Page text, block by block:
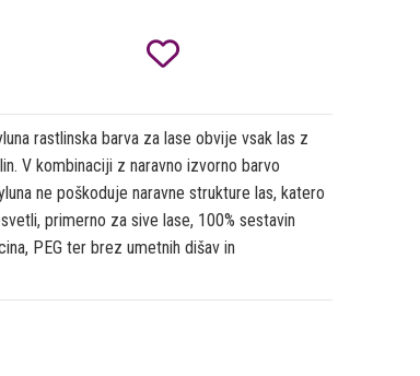

rastlinska barva za lase obvije vsak las z
V kombinaciji z naravno izvorno barvo
ne poškoduje naravne strukture las, katero
primerno za sive lase, 100% sestavin
PEG ter brez umetnih dišav in